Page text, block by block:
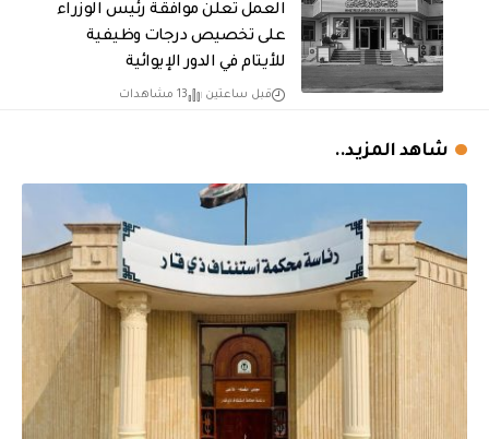
العمل تعلن موافقة رئيس الوزراء
على تخصيص درجات وظيفية
للأيتام في الدور الإيوائية
قبل ساعتين 13 مشاهدات
شاهد المزيد..